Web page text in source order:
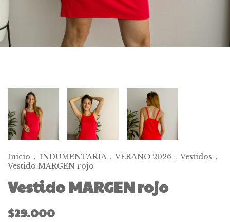
Inicio . INDUMENTARIA . VERANO 2026 . Vestidos .
Vestido MARGEN rojo
Vestido MARGEN rojo
$29.000